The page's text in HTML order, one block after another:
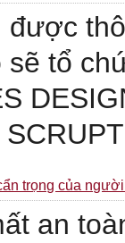
sẽ tổ
trọng của
an